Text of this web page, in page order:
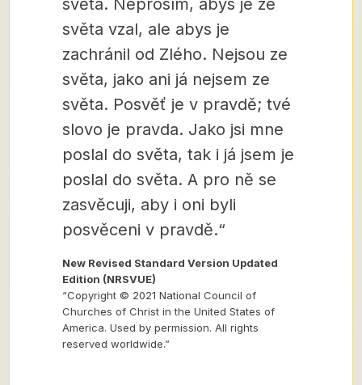
světa. Neprosím, abys je ze
světa vzal, ale abys je
zachránil od Zlého. Nejsou ze
světa, jako ani já nejsem ze
světa. Posvěť je v pravdě; tvé
slovo je pravda. Jako jsi mne
poslal do světa, tak i já jsem je
poslal do světa. A pro ně se
zasvěcuji, aby i oni byli
posvěceni v pravdě.“
New Revised Standard Version Updated
Edition (NRSVUE)
“Copyright © 2021 National Council of
Churches of Christ in the United States of
America. Used by permission. All rights
reserved worldwide.”